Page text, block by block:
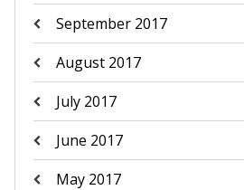
September 2017
August 2017
July 2017
June 2017
May 2017